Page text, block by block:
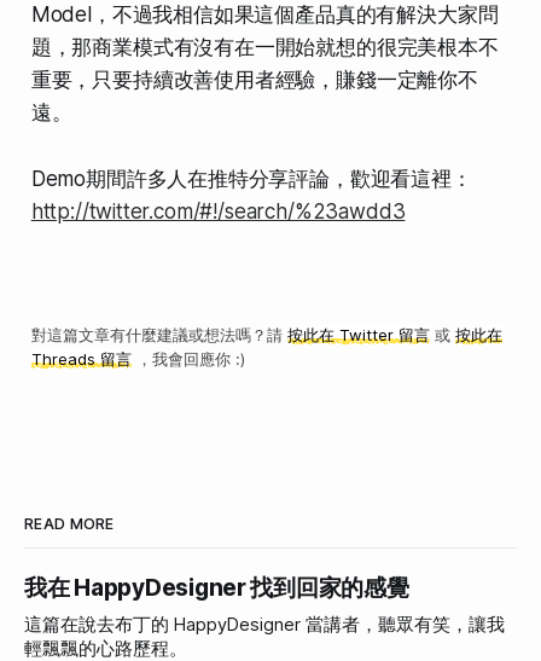
Model，不過我相信如果這個產品真的有解決大家問
題，那商業模式有沒有在一開始就想的很完美根本不
重要，只要持續改善使用者經驗，賺錢一定離你不
遠。
Demo期間許多人在推特分享評論，歡迎看這裡：
http://twitter.com/#!/search/%23awdd3
對這篇文章有什麼建議或想法嗎？請 按此在 Twitter 留言或 按此在
Threads 留言，我會回應你 :)
READ MORE
我在 HappyDesigner 找到回家的感覺
這篇在說去布丁的 HappyDesigner 當講者，聽眾有笑，讓我
輕飄飄的心路歷程。